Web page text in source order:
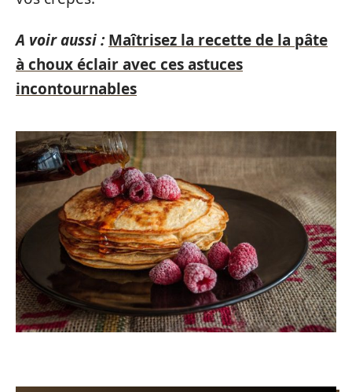
A voir aussi : Maîtrisez la recette de la pâte
à choux éclair avec ces astuces
incontournables